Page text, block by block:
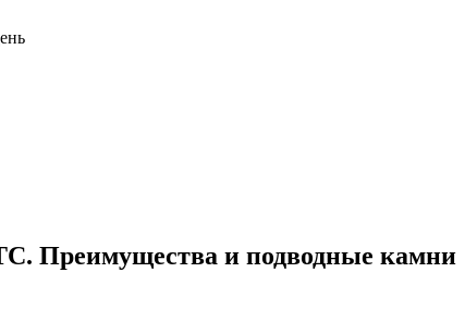
Преимущества и подводные камни